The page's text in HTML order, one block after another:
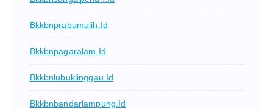
Bkkbnprabumulih.id
Bkkbnpagaralam.id
Bkkbnlubuklinggau.id
Bkkbnbandarlampung.id